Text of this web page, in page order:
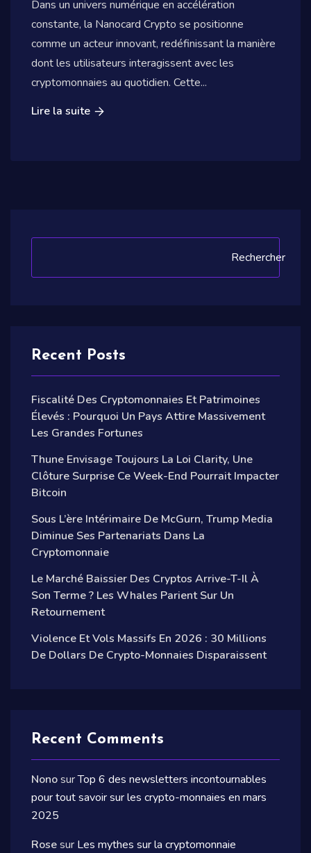
Dans un univers numérique en accélération
constante, la Nanocard Crypto se positionne
comme un acteur innovant, redéfinissant la manière
dont les utilisateurs interagissent avec les
cryptomonnaies au quotidien. Cette...
Lire la suite
Rechercher
Recent Posts
Fiscalité Des Cryptomonnaies Et Patrimoines
Élevés : Pourquoi Un Pays Attire Massivement
Les Grandes Fortunes
Thune Envisage Toujours La Loi Clarity, Une
Clôture Surprise Ce Week-End Pourrait Impacter
Bitcoin
Sous L’ère Intérimaire De McGurn, Trump Media
Diminue Ses Partenariats Dans La
Cryptomonnaie
Le Marché Baissier Des Cryptos Arrive-T-Il À
Son Terme ? Les Whales Parient Sur Un
Retournement
Violence Et Vols Massifs En 2026 : 30 Millions
De Dollars De Crypto-Monnaies Disparaissent
Recent Comments
NonosurTop 6 des newsletters incontournables
pour tout savoir sur les crypto-monnaies en mars
2025
Rosesur Les mythes sur la cryptomonnaie